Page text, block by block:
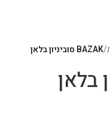
/BAZAK סוביניון בלאן